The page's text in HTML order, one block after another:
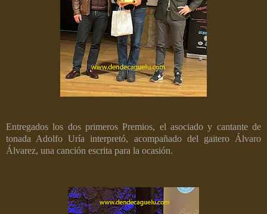
Entregados los dos primeros Premios, el asociado y cantante de
tonada Adolfo Uría interpretó, acompañado del gaitero Álvaro
Álvarez, una canción escrita para la ocasión.